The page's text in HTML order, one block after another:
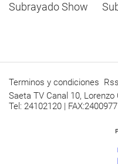
Subrayado Show
Terminos y condiciones Rss
Saeta TV Canal 10,
Tel: 24102120 |